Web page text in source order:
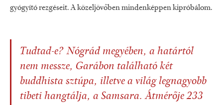
gyógyító rezgéseit. A közeljövőben mindenképpen kipróbálom.
Tudtad-e? Nógrád megyében, a határtól
nem messze, Garábon található két
buddhista sztúpa, illetve a világ legnagyobb
tibeti hangtálja, a Samsara. Átmérője 233